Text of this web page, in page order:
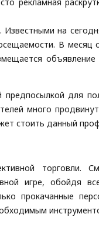
на
В месяц
для
много
стоить данный
торговли.
игре, обойдя
прокачанные